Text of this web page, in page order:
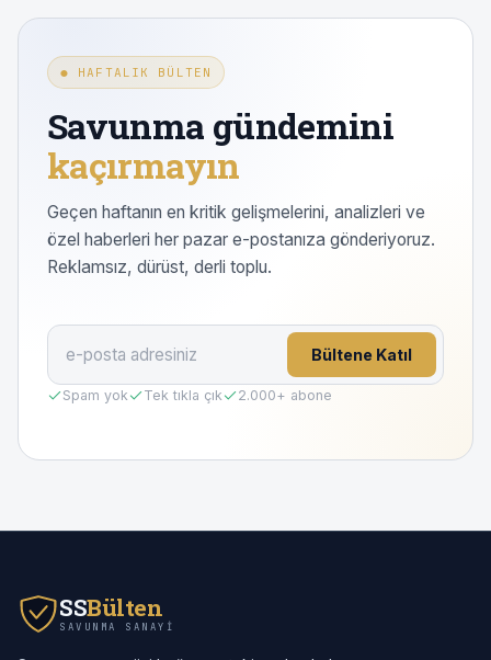
● HAFTALIK BÜLTEN
Savunma gündemini
kaçırmayın
Geçen haftanın en kritik gelişmelerini, analizleri ve
özel haberleri her pazar e-postanıza gönderiyoruz.
Reklamsız, dürüst, derli toplu.
Bültene Katıl
Spam yok Tek tıkla çık 2.000+ abone
SSBülten
SAVUNMA SANAYI